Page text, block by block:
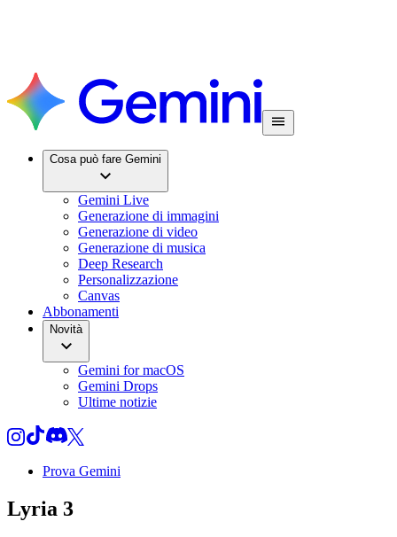
Cosa può fare Gemini
Gemini Live
Generazione di immagini
Generazione di video
Generazione di musica
Deep Research
Personalizzazione
Canvas
Abbonamenti
Novità
Gemini for macOS
Gemini Drops
Ultime notizie
Prova Gemini
Lyria 3